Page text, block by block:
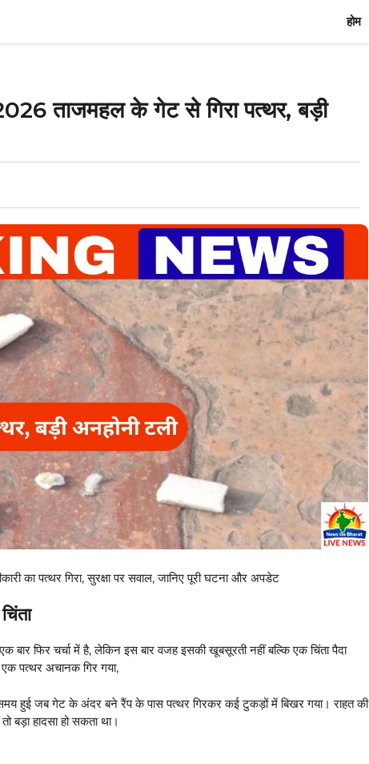
होम
ताजमहल के गेट से गिरा पत्थर, बड़ी
पत्थर गिरा, सुरक्षा पर सवाल, जानिए पूरी घटना और अपडेट
चर्चा में है, लेकिन इस बार वजह इसकी खूबसूरती नहीं बल्कि एक चिंता पैदा
पत्थर अचानक गिर गया,
हुई जब गेट के अंदर बने रैंप के पास पत्थर गिरकर कई टुकड़ों में बिखर गया। राहत की
बड़ा हादसा हो सकता था।